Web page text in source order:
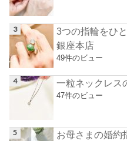
3つの指輪をひ
銀座本店
49件のビュー
一粒ネックレス
47件のビュー
お母さまの婚